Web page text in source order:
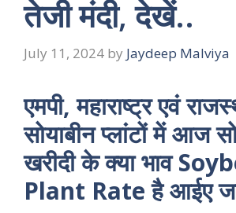
तेजी मंदी, देखें..
July 11, 2024 by Jaydeep Malviya
एमपी, महाराष्ट्र एवं
सोयाबीन प्लांटों में आज
खरीदी के क्या भाव
Plant Rate है आईए